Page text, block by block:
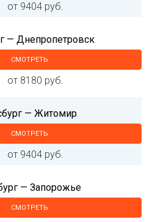
от 9404 руб.
— Днепропетровск
СМОТРЕТЬ
от 8180 руб.
— Житомир
СМОТРЕТЬ
от 9404 руб.
— Запорожье
СМОТРЕТЬ